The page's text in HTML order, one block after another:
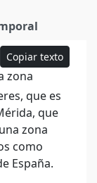
Copiar texto
zona
que es
que
zona
como
España.